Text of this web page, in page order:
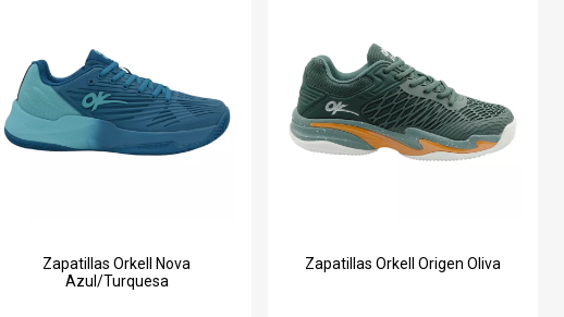
Zapatillas Orkell Nova
Azul/Turquesa
Zapatillas Orkell Origen Oliva